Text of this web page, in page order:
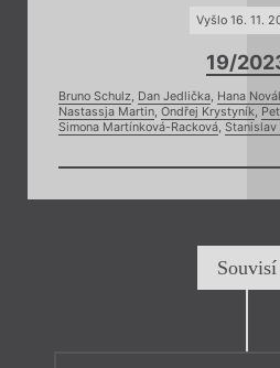
Vyšlo 16. 11.
19/
Bruno Schulz, Dan Jedlička, Hana
Nastassja Martin, Ondřej Krystyník,
Simona Martínková-Racková, Stanislav
Souvisí